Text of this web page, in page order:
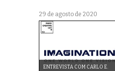
29 de agosto de 2020
ENTREVISTA COM CARLO E.